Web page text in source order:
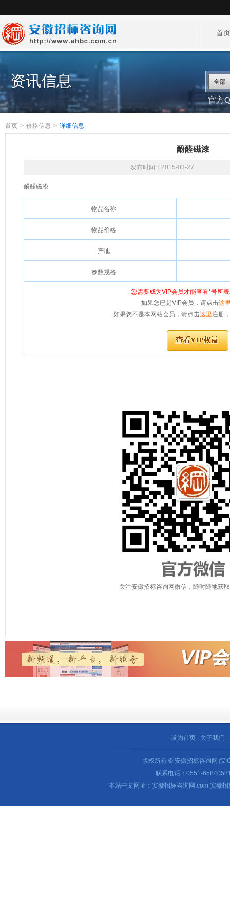
首
资讯信息 全部
官方
首页 > 价格信息 > 详细信息
酚醛磁漆
发布时间： 2015-03-27
酚醛磁漆
物品名称
物品价格
产地
参数规格
您需要成为VIP会员才能查看*号所
如果您已是VIP会员，请点击这
如果您不是本网站会员，请点击这里注册
关注安徽招标咨询网微信，随时随地获
设为首页 关于我们
版权所有 © 安徽招标咨询网 皖
联系电话：0551-
本站中文网址：安徽招标咨询网.com 安徽